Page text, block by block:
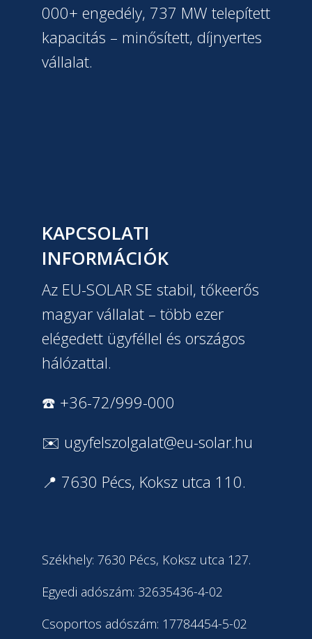
000+ engedély, 737 MW telepített
kapacitás – minősített, díjnyertes
vállalat.
KAPCSOLATI
INFORMÁCIÓK
Az EU-SOLAR SE stabil, tőkeerős
magyar vállalat – több ezer
elégedett ügyféllel és országos
hálózattal.
☎️ +36-72/999-000
✉️ ugyfelszolgalat@eu-solar.hu
📍 7630 Pécs, Koksz utca 110.
Székhely: 7630 Pécs, Koksz utca 127.
Egyedi adószám: 32635436-4-02
Csoportos adószám: 17784454-5-02